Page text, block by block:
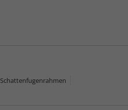
Schattenfugenrahmen